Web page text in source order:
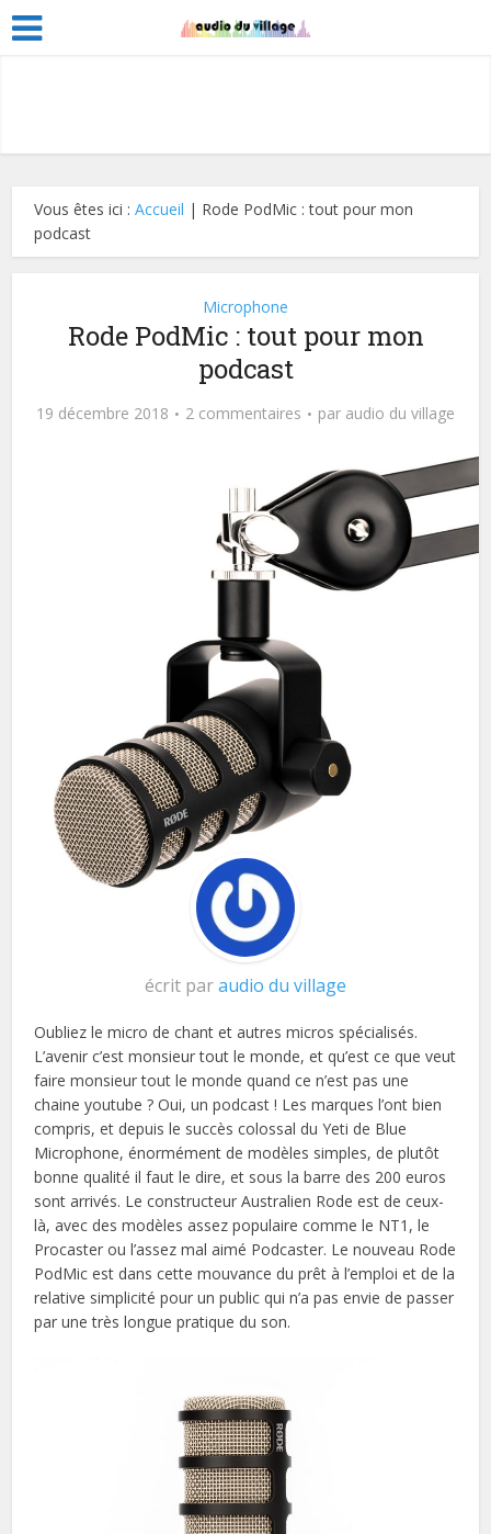
Vous êtes ici :Accueil | Rode PodMic : tout pour mon
podcast
Microphone
Rode PodMic : tout pour mon
podcast
19 décembre 2018 2 commentaires par audio du village
écrit paraudio du village
Oubliez le micro de chant et autres micros spécialisés.
L’avenir c’est monsieur tout le monde, et qu’est ce que veut
faire monsieur tout le monde quand ce n’est pas une
chaine youtube ? Oui, un podcast ! Les marques l’ont bien
compris, et depuis le succès colossal du Yeti de Blue
Microphone, énormément de modèles simples, de plutôt
bonne qualité il faut le dire, et sous la barre des 200 euros
sont arrivés. Le constructeur Australien Rode est de ceux-
là, avec des modèles assez populaire comme le NT1, le
Procaster ou l’assez mal aimé Podcaster. Le nouveau Rode
PodMic est dans cette mouvance du prêt à l’emploi et de la
relative simplicité pour un public qui n’a pas envie de passer
par une très longue pratique du son.